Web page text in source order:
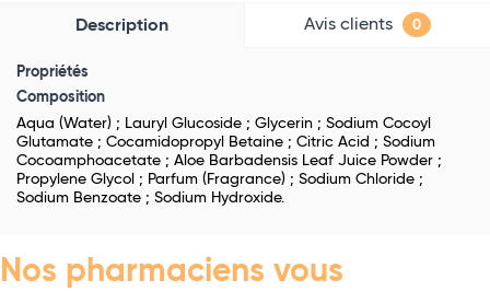
Description Avis clients 0
Propriétés
Composition
Aqua (Water) ; Lauryl Glucoside ; Glycerin ; Sodium Cocoyl
Glutamate ; Cocamidopropyl Betaine ; Citric Acid ; Sodium
Cocoamphoacetate ; Aloe Barbadensis Leaf Juice Powder ;
Propylene Glycol ; Parfum (Fragrance) ; Sodium Chloride ;
Sodium Benzoate ; Sodium Hydroxide.
Nos pharmaciens vous